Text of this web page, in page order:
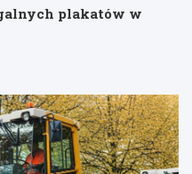
plakatów w